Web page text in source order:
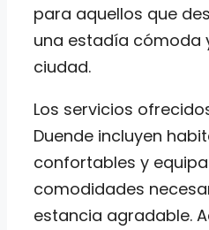
para aquellos que
una estadía cómoda
ciudad.
Los servicios
Duende incluyen
confortables y
comodidades
estancia agradable.